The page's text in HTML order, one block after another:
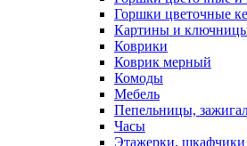
Горшки цветочные
Картины и
Коврики
Коврик мерный
Комоды
Мебель
Пепельницы,
Часы
Этажерки, шкафчики